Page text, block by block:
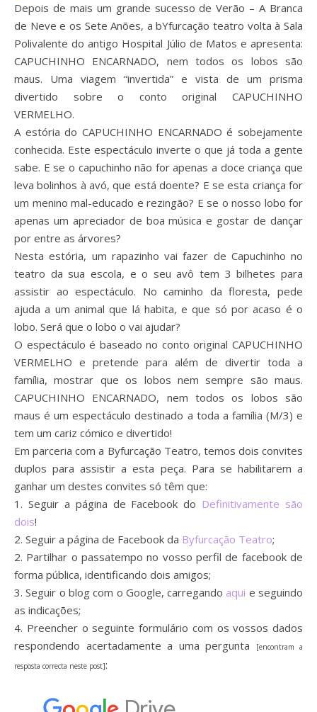
Depois de mais um grande sucesso de Verão – A Branca
de Neve e os Sete Anões, a bYfurcação teatro volta à Sala
Polivalente do antigo Hospital Júlio de Matos e apresenta:
CAPUCHINHO ENCARNADO, nem todos os lobos são
maus. Uma viagem “invertida” e vista de um prisma
divertido sobre o conto original CAPUCHINHO
VERMELHO.
A estória do CAPUCHINHO ENCARNADO é sobejamente
conhecida. Este espectáculo inverte o que já toda a gente
sabe. E se o capuchinho não for apenas a doce criança que
leva bolinhos à avó, que está doente? E se esta criança for
um menino mal-educado e rezingão? E se o nosso lobo for
apenas um apreciador de boa música e gostar de dançar
por entre as árvores?
Nesta estória, um rapazinho vai fazer de Capuchinho no
teatro da sua escola, e o seu avô tem 3 bilhetes para
assistir ao espectáculo. No caminho da floresta, pede
ajuda a um animal que lá habita, e que só por acaso é o
lobo. Será que o lobo o vai ajudar?
O espectáculo é baseado no conto original CAPUCHINHO
VERMELHO e pretende para além de divertir toda a
família, mostrar que os lobos nem sempre são maus.
CAPUCHINHO ENCARNADO, nem todos os lobos são
maus é um espectáculo destinado a toda a família (M/3) e
tem um cariz cómico e divertido!
Em parceria com a Byfurcação Teatro, temos dois convites
duplos para assistir a esta peça. Para se habilitarem a
ganhar um destes convites só têm que:
1. Seguir a página de Facebook do Definitivamente são
dois!
2. Seguir a página de Facebook da Byfurcação Teatro;
2. Partilhar o passatempo no vosso perfil de facebook de
forma pública, identificando dois amigos;
3. Seguir o blog com o Google, carregando aqui e seguindo
as indicações;
4. Preencher o seguinte formulário com os vossos dados
respondendo acertadamente a uma pergunta
[encontram a
resposta correcta neste post]: